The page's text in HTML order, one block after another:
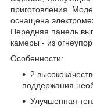
приготовления.
оснащена
Передняя панель
камеры - из
Особенности:
2
поддержания
Улучшенная